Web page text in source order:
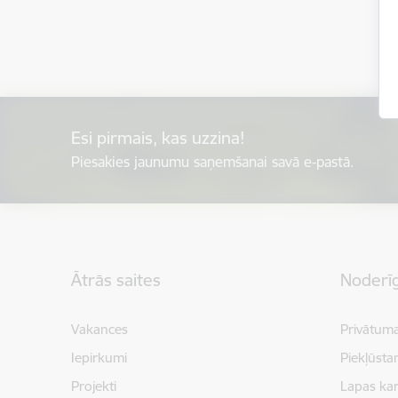
Esi pirmais, kas uzzina!
Piesakies jaunumu saņemšanai savā e-pastā.
Ātrās saites
Vakances
Iepirkumi
Projekti
Lapas